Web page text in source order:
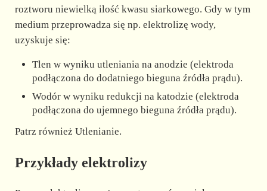
roztworu niewielką ilość kwasu siarkowego. Gdy w tym
medium przeprowadza się np. elektrolizę wody,
uzyskuje się:
Tlen w wyniku utleniania na anodzie (elektroda
podłączona do dodatniego bieguna źródła prądu).
Wodór w wyniku redukcji na katodzie (elektroda
podłączona do ujemnego bieguna źródła prądu).
Patrz również Utlenianie.
Przykłady elektrolizy